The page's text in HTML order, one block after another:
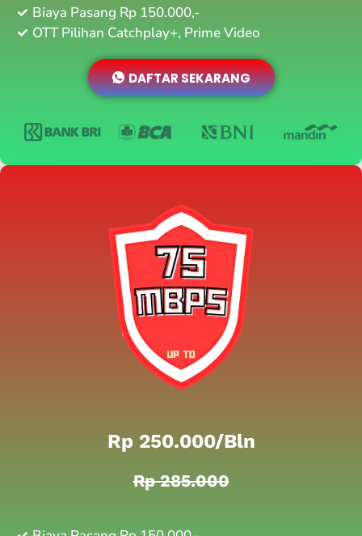
Biaya Pasang Rp 150.000,-
OTT Pilihan Catchplay+, Prime Video
DAFTAR SEKARANG
Rp 250.000/bln
Rp 285.000